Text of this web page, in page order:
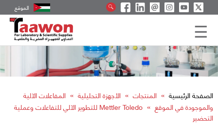
الموقع
الصفحة الرئيسية » المنتجات » الأجهزة التحليلية » المفاعلات الآلية
والموجودة في الموقع »
Mettler Toledo للتطوير الآلي للتفاعلات وعملية
التحضير